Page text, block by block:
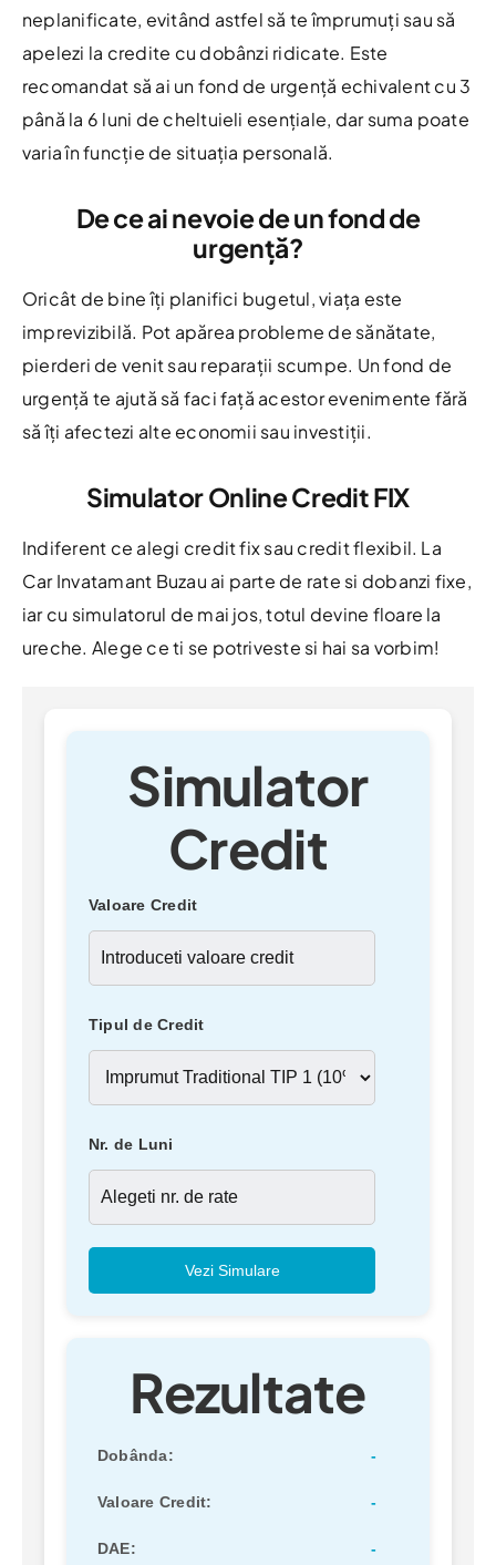
neplanificate, evitând astfel să te împrumuți sau să
apelezi la credite cu dobânzi ridicate. Este
recomandat să ai un fond de urgență echivalent cu 3
până la 6 luni de cheltuieli esențiale, dar suma poate
varia în funcție de situația personală.
De ce ai nevoie de un fond de
urgență?
Oricât de bine îți planifici bugetul, viața este
imprevizibilă. Pot apărea probleme de sănătate,
pierderi de venit sau reparații scumpe. Un fond de
urgență te ajută să faci față acestor evenimente fără
să îți afectezi alte economii sau investiții.
Simulator Online Credit FIX
Indiferent ce alegi credit fix sau credit flexibil. La
Car Invatamant Buzau ai parte de rate si dobanzi fixe,
iar cu simulatorul de mai jos, totul devine floare la
ureche. Alege ce ti se potriveste si hai sa vorbim!
Simulator
Credit
Valoare Credit
Tipul de Credit
Nr. de Luni
Vezi Simulare
Rezultate
Dobânda: -
Valoare Credit: -
DAE: -